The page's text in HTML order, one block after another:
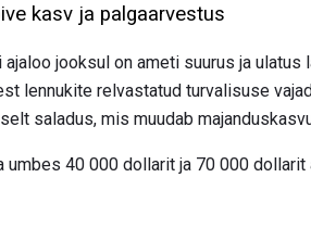
kasv ja palgaarvestus
jooksul on ameti suurus ja
lennukite relvastatud turvalisuse
saladus, mis muudab
40 000 dollarit ja 70 000